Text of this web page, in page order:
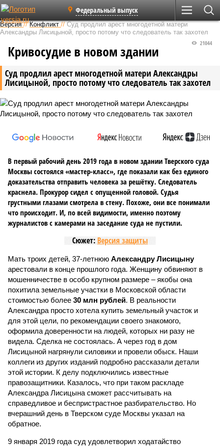
Федеральный выпуск
Версия //Конфликт //Суд продлил арест многодетной матери
Александры Лисицыной, просто потому что следователь так захотел
Суд продлил арест многодетной матери Александры
Лисицыной, просто потому что следователь так захотел
21044
Кривосудие в новом здании
В первый рабочий день 2019 года в новом здании Тверского суда
Москвы состоялся «мастер-класс», где показали как без единого
доказательства отправить человека за решётку. Следователь
краснела. Прокурор сидел с опущенной головой. Судья
грустными глазами смотрела в стену. Похоже, они все понимали
что происходит. И, по всей видимости, именно поэтому
журналистов с камерами на заседание суда не пустили.
Сюжет: Версия защиты
Мать троих детей, 37-летнюю Александру Лисицыну
арестовали в конце прошлого года. Женщину обвиняют в
мошенничестве в особо крупном размере – якобы она
похитила земельные участки в Московской области
стоимостью более 30 млн рублей. В реальности
Александра просто хотела купить земельный участок и
для этой цели, по рекомендации своего знакомого,
оформила доверенности на людей, которых ни разу не
видела. Сделка не состоялась. А через год в дом
Лисицыной нагрянули силовики и провели обыск. Наши
коллеги из других изданий подробно рассказали детали
этой истории. К делу подключились известные
правозащитники. Казалось, что при таком раскладе
Александра Лисицына сможет рассчитывать на
справедливое и беспристрастное разбирательство. Но
вчерашний день в Тверском суде Москвы указал на
обратное.
9 января 2019 года суд удовлетворил ходатайство